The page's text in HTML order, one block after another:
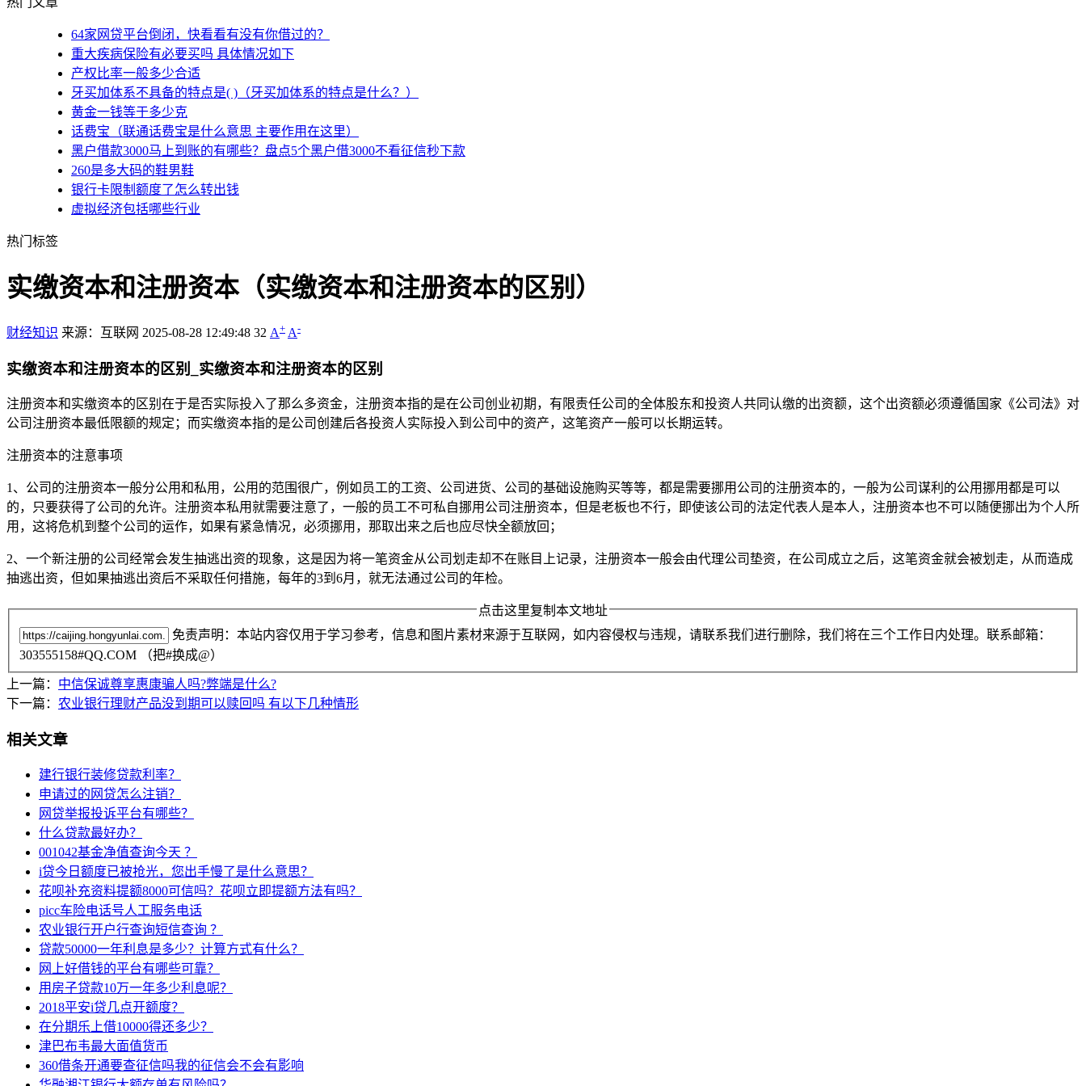
64家网贷平台倒闭，快看看有没有你借过的？
重大疾病保险有必要买吗 具体情况如下
产权比率一般多少合适
牙买加体系不具备的特点是( )（牙买加体系的特点是什么？）
黄金一钱等于多少克
话费宝（联通话费宝是什么意思 主要作用在这里）
黑户借款3000马上到账的有哪些？盘点5个黑户借3000不看征信秒下款
260是多大码的鞋男鞋
银行卡限制额度了怎么转出钱
虚拟经济包括哪些行业
热门标签
实缴资本和注册资本（实缴资本和注册资本的区别）
财经知识 来源：互联网 2025-08-28 12:49:48 32 A+ A-
实缴资本和注册资本的区别_实缴资本和注册资本的区别
注册资本和实缴资本的区别在于是否实际投入了那么多资金，注册资本指的是在公司创业初期，有限责任公司的全体股东和投资人共同认缴的出资额，这个出资额必须遵循国家《公司法》对
公司注册资本最低限额的规定；而实缴资本指的是公司创建后各投资人实际投入到公司中的资产，这笔资产一般可以长期运转。
注册资本的注意事项
1、公司的注册资本一般分公用和私用，公用的范围很广，例如员工的工资、公司进货、公司的基础设施购买等等，都是需要挪用公司的注册资本的，一般为公司谋利的公用挪用都是可以
的，只要获得了公司的允许。注册资本私用就需要注意了，一般的员工不可私自挪用公司注册资本，但是老板也不行，即使该公司的法定代表人是本人，注册资本也不可以随便挪出为个人所
用，这将危机到整个公司的运作，如果有紧急情况，必须挪用，那取出来之后也应尽快全额放回；
2、一个新注册的公司经常会发生抽逃出资的现象，这是因为将一笔资金从公司划走却不在账目上记录，注册资本一般会由代理公司垫资，在公司成立之后，这笔资金就会被划走，从而造成
抽逃出资，但如果抽逃出资后不采取任何措施，每年的3到6月，就无法通过公司的年检。
点击这里复制本文地址
免责声明：本站内容仅用于学习参考，信息和图片素材来源于互联网，如内容侵权与违规，请联系我们进行删除，我们将在三个工作日内处理。联系邮箱：
303555158#QQ.COM （把#换成@）
上一篇： 中信保诚尊享惠康骗人吗?弊端是什么?
下一篇： 农业银行理财产品没到期可以赎回吗 有以下几种情形
相关文章
建行银行装修贷款利率？
申请过的网贷怎么注销？
网贷举报投诉平台有哪些？
什么贷款最好办？
001042基金净值查询今天 ？
i贷今日额度已被抢光，您出手慢了是什么意思？
花呗补充资料提额8000可信吗？花呗立即提额方法有吗？
picc车险电话号人工服务电话
农业银行开户行查询短信查询 ？
贷款50000一年利息是多少？计算方式有什么？
网上好借钱的平台有哪些可靠？
用房子贷款10万一年多少利息呢？
2018平安i贷几点开额度？
在分期乐上借10000得还多少？
津巴布韦最大面值货币
360借条开通要查征信吗我的征信会不会有影响